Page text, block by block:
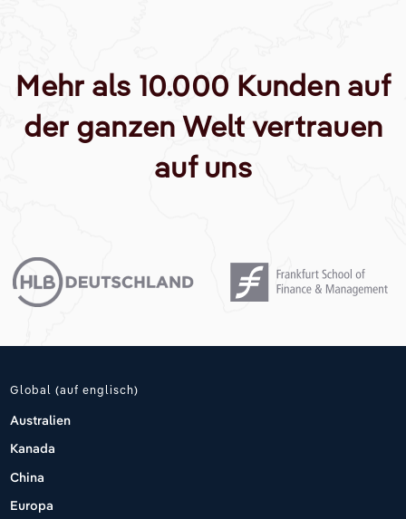
Mehr als 10.000 Kunden auf
der ganzen Welt vertrauen
auf uns
Global (auf englisch)
Australien
Kanada
China
Europa